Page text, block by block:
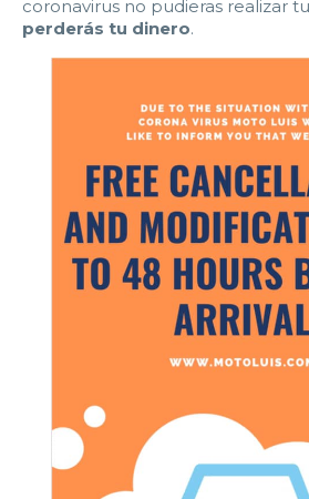
coronavirus no pudieras realizar
perderás tu dinero.